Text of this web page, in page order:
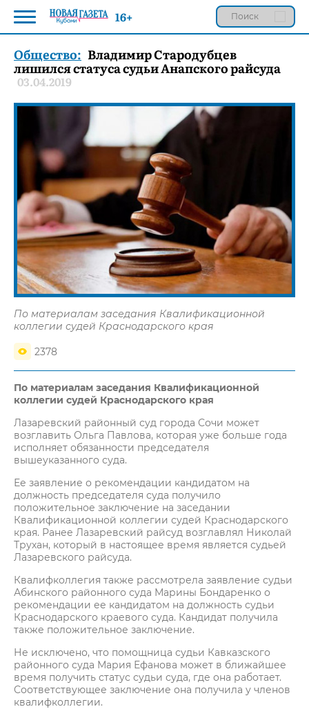
Общество: Владимир Стародубцев
лишился статуса судьи Анапского райсуда
03.04.2019
По материалам заседания Квалификационной
коллегии судей Краснодарского края
2378
По материалам заседания Квалификационной
коллегии судей Краснодарского края
Лазаревский районный суд города Сочи может
возглавить Ольга Павлова, которая уже больше года
исполняет обязанности председателя
вышеуказанного суда.
Ее заявление о рекомендации кандидатом на
должность председателя суда получило
положительное заключение на заседании
Квалификационной коллегии судей Краснодарского
края. Ранее Лазаревский райсуд возглавлял Николай
Трухан, который в настоящее время является судьей
Лазаревского райсуда.
Квалифколлегия также рассмотрела заявление судьи
Абинского районного суда Марины Бондаренко о
рекомендации ее кандидатом на должность судьи
Краснодарского краевого суда. Кандидат получила
также положительное заключение.
Не исключено, что помощница судьи Кавказского
районного суда Мария Ефанова может в ближайшее
время получить статус судьи суда, где она работает.
Соответствующее заключение она получила у членов
квалифколлегии.
16+